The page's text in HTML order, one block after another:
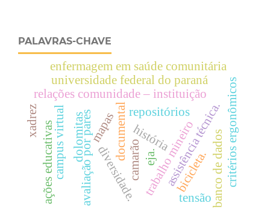
PALAVRAS-CHAVE
avaliação por pares
relações comunidade – instituição
trabalho mineiro
dolomitas documental
universidade federal do paraná
história
diversidade. assistência técnica.
enfermagem em saúde comunitária
campus virtual mapas
banco de dados
bicicleta. critérios ergonômicos
repositórios
ações educativas camarão
xadrez
tensão
eja.